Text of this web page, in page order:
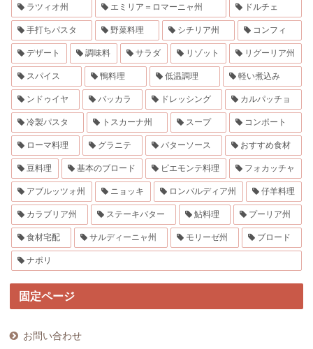
ラツィオ州 エミリア＝ロマーニャ州 ドルチェ
手打ちパスタ 野菜料理 シチリア州 コンフィ
デザート 調味料 サラダ リゾット リグーリア州
スパイス 鴨料理 低温調理 軽い煮込み
ンドゥイヤ バッカラ ドレッシング カルパッチョ
冷製パスタ トスカーナ州 スープ コンポート
ローマ料理 グラニテ バターソース おすすめ食材
豆料理 基本のブロード ピエモンテ料理 フォカッチャ
アブルッツォ州 ニョッキ ロンバルディア州 仔羊料理
カラブリア州 ステーキバター 鮎料理 プーリア州
食材宅配 サルディーニャ州 モリーゼ州 ブロード
ナポリ
固定ページ
お問い合わせ